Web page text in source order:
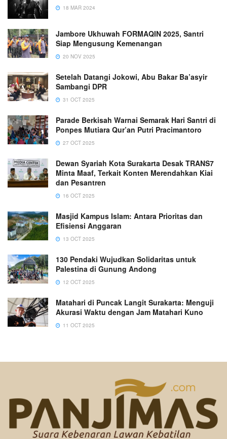
18 MAR 2024
Jambore Ukhuwah FORMAQIN 2025, Santri
Siap Mengusung Kemenangan
20 NOV 2025
Setelah Datangi Jokowi, Abu Bakar Ba’asyir
Sambangi DPR
31 OCT 2025
Parade Berkisah Warnai Semarak Hari Santri di
Ponpes Mutiara Qur’an Putri Pracimantoro
27 OCT 2025
Dewan Syariah Kota Surakarta Desak TRANS7
Minta Maaf, Terkait Konten Merendahkan Kiai
dan Pesantren
16 OCT 2025
Masjid Kampus Islam: Antara Prioritas dan
Efisiensi Anggaran
13 OCT 2025
130 Pendaki Wujudkan Solidaritas untuk
Palestina di Gunung Andong
12 OCT 2025
Matahari di Puncak Langit Surakarta: Menguji
Akurasi Waktu dengan Jam Matahari Kuno
11 OCT 2025